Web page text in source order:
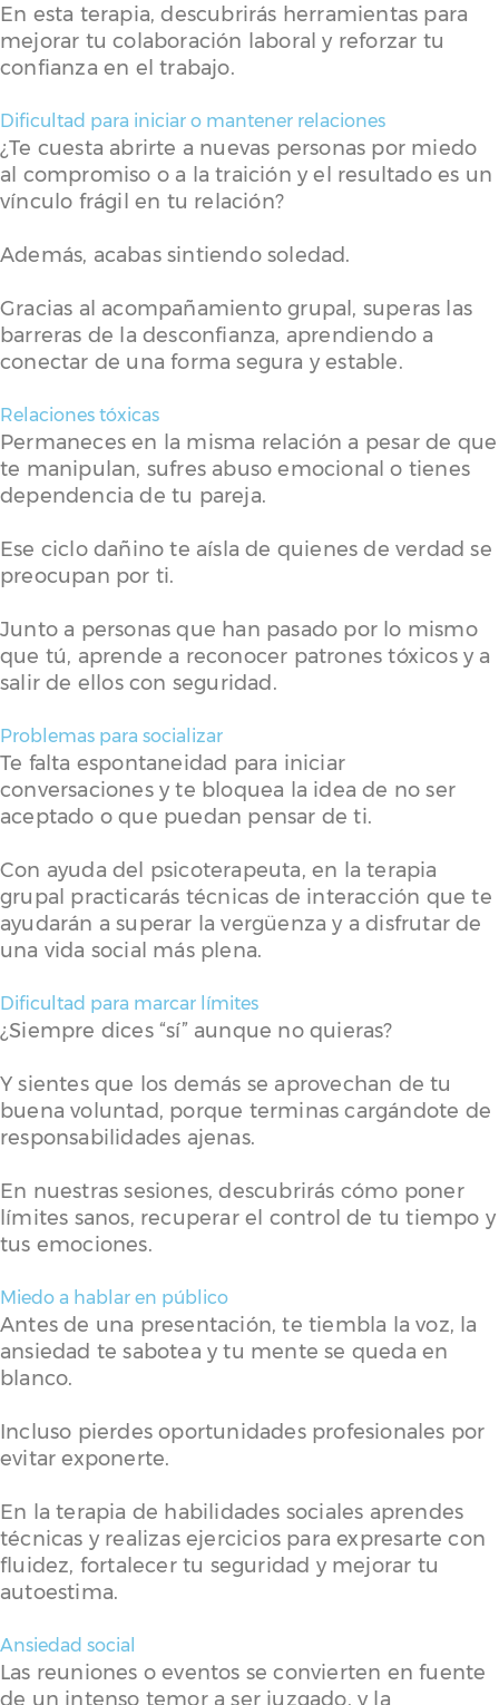
En esta terapia, descubrirás herramientas para
mejorar tu colaboración laboral y reforzar tu
confianza en el trabajo.
Dificultad para iniciar o mantener relaciones
¿Te cuesta abrirte a nuevas personas por miedo
al compromiso o a la traición y el resultado es un
vínculo frágil en tu relación?
Además, acabas sintiendo soledad.
Gracias al acompañamiento grupal, superas las
barreras de la desconfianza, aprendiendo a
conectar de una forma segura y estable.
Relaciones tóxicas
Permaneces en la misma relación a pesar de que
te manipulan, sufres abuso emocional o tienes
dependencia de tu pareja.
Ese ciclo dañino te aísla de quienes de verdad se
preocupan por ti.
Junto a personas que han pasado por lo mismo
que tú, aprende a reconocer patrones tóxicos y a
salir de ellos con seguridad.
Problemas para socializar
Te falta espontaneidad para iniciar
conversaciones y te bloquea la idea de no ser
aceptado o que puedan pensar de ti.
Con ayuda del psicoterapeuta, en la terapia
grupal practicarás técnicas de interacción que te
ayudarán a superar la vergüenza y a disfrutar de
una vida social más plena.
Dificultad para marcar límites
¿Siempre dices “sí” aunque no quieras?
Y sientes que los demás se aprovechan de tu
buena voluntad, porque terminas cargándote de
responsabilidades ajenas.
En nuestras sesiones, descubrirás cómo poner
límites sanos, recuperar el control de tu tiempo y
tus emociones.
Miedo a hablar en público
Antes de una presentación, te tiembla la voz, la
ansiedad te sabotea y tu mente se queda en
blanco.
Incluso pierdes oportunidades profesionales por
evitar exponerte.
En la terapia de habilidades sociales aprendes
técnicas y realizas ejercicios para expresarte con
fluidez, fortalecer tu seguridad y mejorar tu
autoestima.
Ansiedad social
Las reuniones o eventos se convierten en fuente
de un intenso temor a ser juzgado, y la